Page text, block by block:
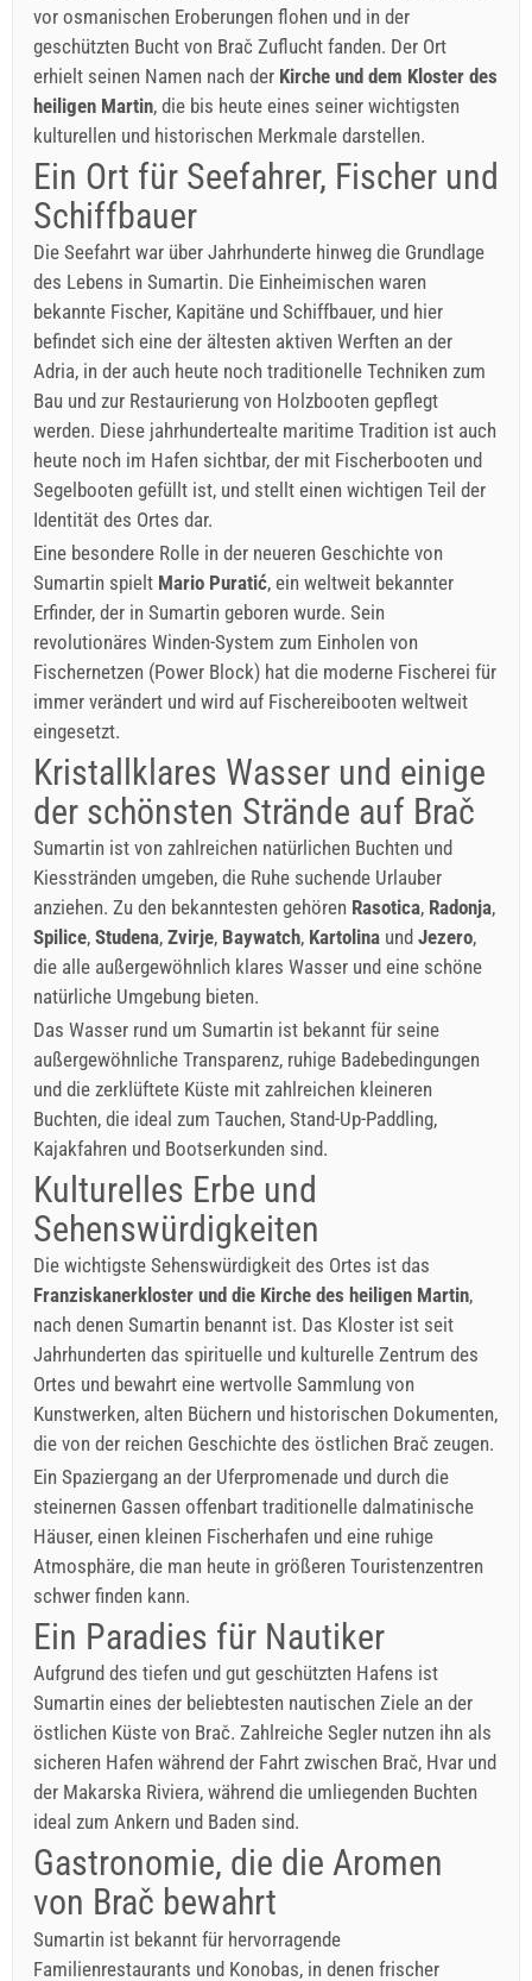
vor osmanischen Eroberungen flohen und in der
geschützten Bucht von Brač Zuflucht fanden. Der Ort
erhielt seinen Namen nach der Kirche und dem Kloster des
heiligen Martin, die bis heute eines seiner wichtigsten
kulturellen und historischen Merkmale darstellen.
Ein Ort für Seefahrer, Fischer und
Schiffbauer
Die Seefahrt war über Jahrhunderte hinweg die Grundlage
des Lebens in Sumartin. Die Einheimischen waren
bekannte Fischer, Kapitäne und Schiffbauer, und hier
befindet sich eine der ältesten aktiven Werften an der
Adria, in der auch heute noch traditionelle Techniken zum
Bau und zur Restaurierung von Holzbooten gepflegt
werden. Diese jahrhundertealte maritime Tradition ist auch
heute noch im Hafen sichtbar, der mit Fischerbooten und
Segelbooten gefüllt ist, und stellt einen wichtigen Teil der
Identität des Ortes dar.
Eine besondere Rolle in der neueren Geschichte von
Sumartin spielt Mario Puratić, ein weltweit bekannter
Erfinder, der in Sumartin geboren wurde. Sein
revolutionäres Winden-System zum Einholen von
Fischernetzen (Power Block) hat die moderne Fischerei für
immer verändert und wird auf Fischereibooten weltweit
eingesetzt.
Kristallklares Wasser und einige
der schönsten Strände auf Brač
Sumartin ist von zahlreichen natürlichen Buchten und
Kiesstränden umgeben, die Ruhe suchende Urlauber
anziehen. Zu den bekanntesten gehören Rasotica, Radonja,
Spilice, Studena, Zvirje, Baywatch, Kartolina und Jezero,
die alle außergewöhnlich klares Wasser und eine schöne
natürliche Umgebung bieten.
Das Wasser rund um Sumartin ist bekannt für seine
außergewöhnliche Transparenz, ruhige Badebedingungen
und die zerklüftete Küste mit zahlreichen kleineren
Buchten, die ideal zum Tauchen, Stand-Up-Paddling,
Kajakfahren und Bootserkunden sind.
Kulturelles Erbe und
Sehenswürdigkeiten
Die wichtigste Sehenswürdigkeit des Ortes ist das
Franziskanerkloster und die Kirche des heiligen Martin,
nach denen Sumartin benannt ist. Das Kloster ist seit
Jahrhunderten das spirituelle und kulturelle Zentrum des
Ortes und bewahrt eine wertvolle Sammlung von
Kunstwerken, alten Büchern und historischen Dokumenten,
die von der reichen Geschichte des östlichen Brač zeugen.
Ein Spaziergang an der Uferpromenade und durch die
steinernen Gassen offenbart traditionelle dalmatinische
Häuser, einen kleinen Fischerhafen und eine ruhige
Atmosphäre, die man heute in größeren Touristenzentren
schwer finden kann.
Ein Paradies für Nautiker
Aufgrund des tiefen und gut geschützten Hafens ist
Sumartin eines der beliebtesten nautischen Ziele an der
östlichen Küste von Brač. Zahlreiche Segler nutzen ihn als
sicheren Hafen während der Fahrt zwischen Brač, Hvar und
der Makarska Riviera, während die umliegenden Buchten
ideal zum Ankern und Baden sind.
Gastronomie, die die Aromen
von Brač bewahrt
Sumartin ist bekannt für hervorragende
Familienrestaurants und Konobas, in denen frischer